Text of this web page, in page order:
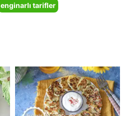
enginarlı tarifler